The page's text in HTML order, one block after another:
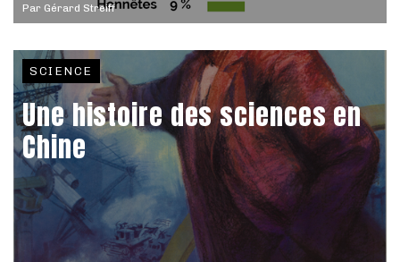
Par Gérard Streiff
SCIENCE
Une histoire des sciences en
Chine